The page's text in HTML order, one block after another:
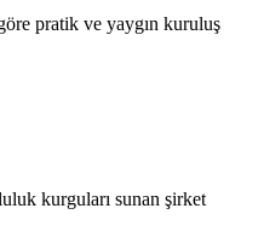
pratik ve yaygın kuruluş
kurguları sunan şirket